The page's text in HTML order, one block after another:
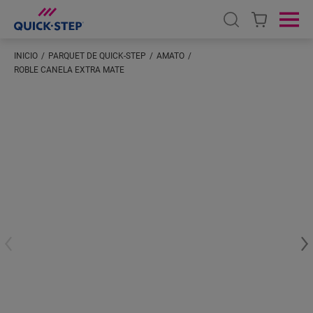
Open search
INICIO PARQUET DE QUICK-STEP
AMATO
ROBLE CANELA EXTRA MATE